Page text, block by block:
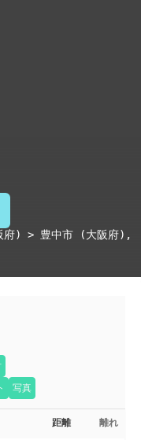
府) > 豊中市 (大阪府) ,
写真
距離 離れ